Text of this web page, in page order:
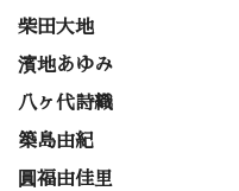
柴田大地
濱地あゆみ
八ヶ代詩織
築島由紀
圓福由佳里